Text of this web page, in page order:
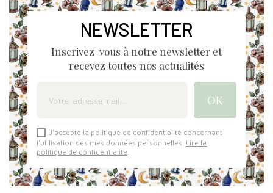
NEWSLETTER
Inscrivez-vous à notre newsletter et
recevez toutes nos actualités
J'accepte la politique de confidentialité concernant
l'utilisation des mes données personnelles. Lire la
politique de confidentialité